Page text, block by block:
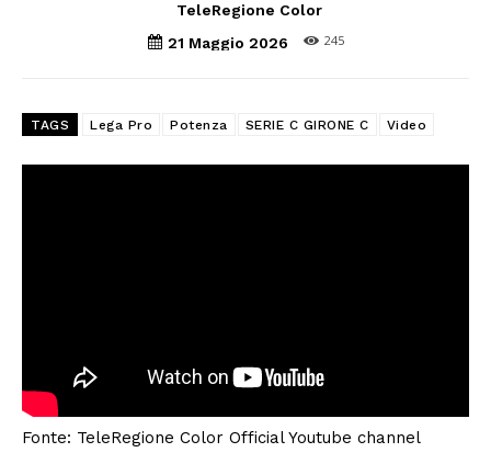
TeleRegione Color
21 Maggio 2026
245
TAGS Lega Pro Potenza SERIE C GIRONE C Video
Fonte: TeleRegione Color Official Youtube channel